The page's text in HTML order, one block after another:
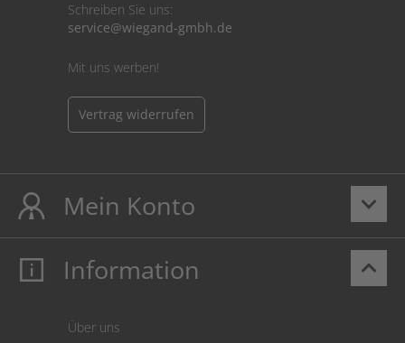
Schreiben Sie uns:
service@wiegand-gmbh.de
Mit uns werben!
Vertrag widerrufen
keyboard_arrow_down
Mein Konto
Mein Konto
keyboard_arrow_up
Information
Über uns